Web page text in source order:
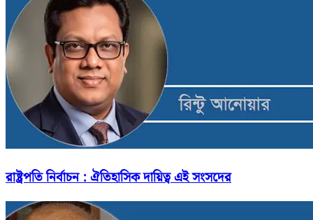
রাষ্ট্রপতি নির্বাচন : ঐতিহাসিক দায়িত্ব এই সংসদের